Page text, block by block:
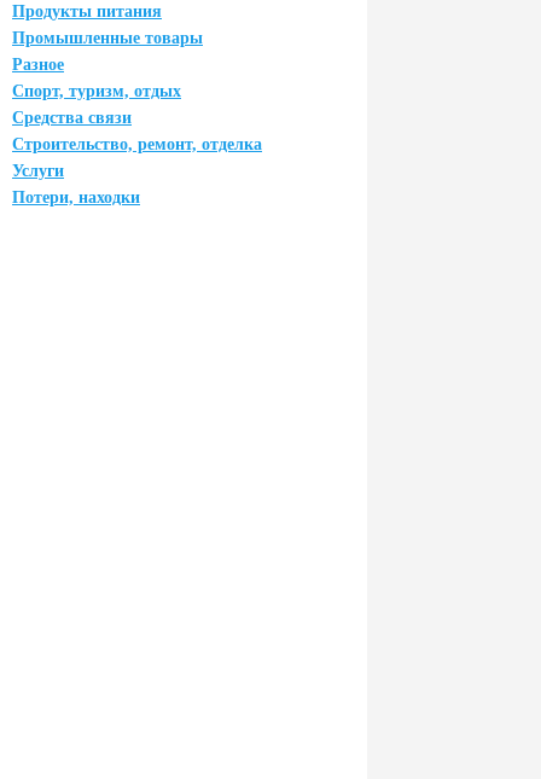
Продукты питания
Промышленные товары
Разное
Спорт, туризм, отдых
Средства связи
Строительство, ремонт, отделка
Услуги
Потери, находки